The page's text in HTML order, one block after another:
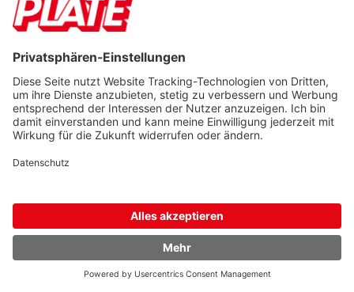
ab Einheit
1
Stück
AB380,99 €
(zzgl. 19% Mwst.)
Preis gilt pro
1 Stück
Mindestabnahme
In den Warenkorb